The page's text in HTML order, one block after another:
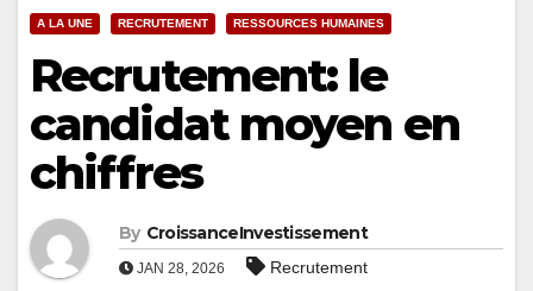
A LA UNE RECRUTEMENT RESSOURCES HUMAINES
Recrutement: le
candidat moyen en
chiffres
By CroissanceInvestissement
JAN 28, 2026 Recrutement